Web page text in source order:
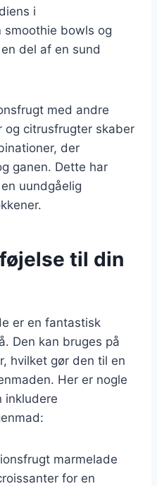
i
smoothie bowls og
del af en sund
med andre
citrusfrugter skaber
der
ganen. Dette har
uundgåelig
til din
er en fantastisk
Den kan bruges på
hvilket gør den til en
Her er nogle
inkludere
marmelade
for en